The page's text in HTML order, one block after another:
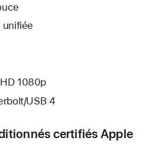
unifiée
1080p
USB 4
certifiés Apple